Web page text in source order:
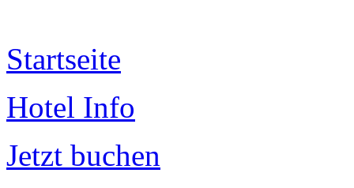
Startseite
Hotel Info
Jetzt buchen